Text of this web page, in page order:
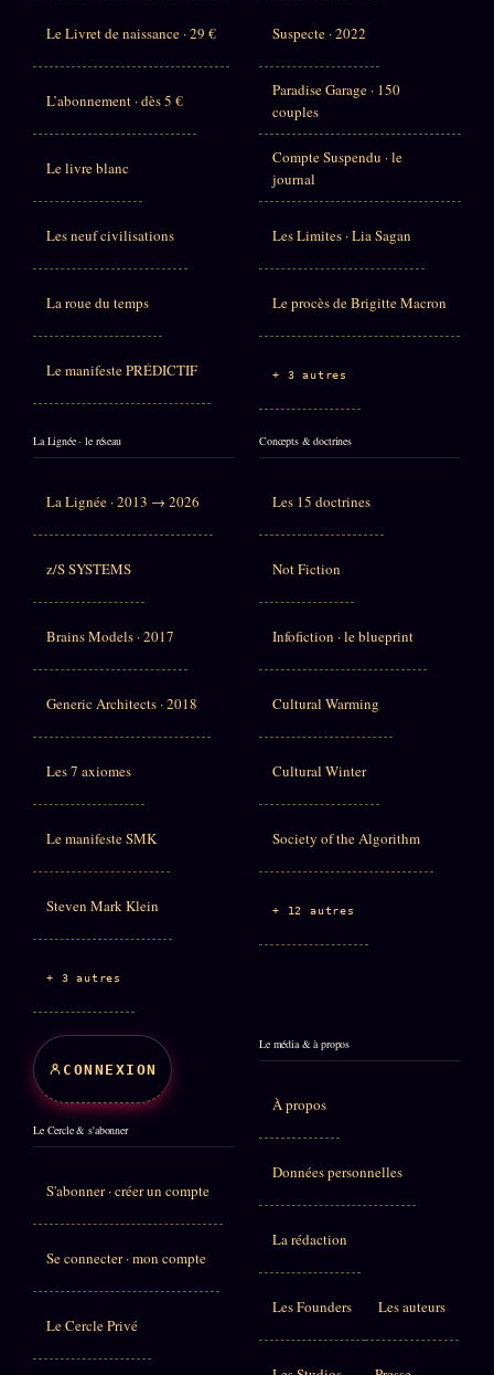
Le Livret de naissance · 29 €
L’abonnement · dès 5 €
Le livre blanc
Les neuf civilisations
La roue du temps
Le manifeste PRÉDICTIF
Suspecte · 2022
Paradise Garage · 150
couples
Compte Suspendu · le
journal
Les Limites · Lia Sagan
Le procès de Brigitte Macron
+ 3 autres
La Lignée · le réseau
La Lignée · 2013 → 2026
z/S SYSTEMS
Brains Models · 2017
Generic Architects · 2018
Les 7 axiomes
Le manifeste SMK
Steven Mark Klein
+ 3 autres
Concepts & doctrines
Les 15 doctrines
Not Fiction
Infofiction · le blueprint
Cultural Warming
Cultural Winter
Society of the Algorithm
+ 12 autres
CONNEXION
Le Cercle & s'abonner
S'abonner · créer un compte
Se connecter · mon compte
Le Cercle Privé
Le média & à propos
À propos
Données personnelles
La rédaction
Les Founders Les auteurs